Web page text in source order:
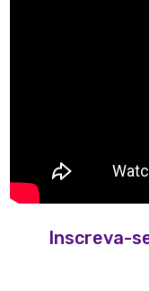
Inscreva-